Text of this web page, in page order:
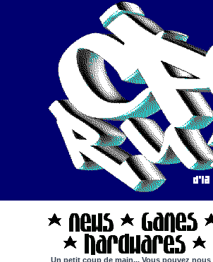
Un petit coup de main... Vous pouvez